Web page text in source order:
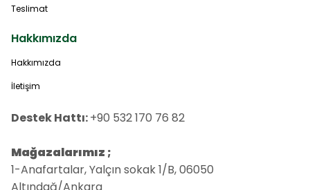
Teslimat
Hakkımızda
Hakkımızda
İletişim
Destek Hattı:+90 532 170 76 82
Mağazalarımız ;
1-Anafartalar, Yalçın sokak 1/B, 06050